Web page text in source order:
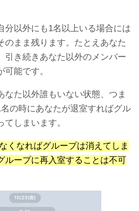
分以外にも1名以上いる場合には
のまま残ります。たとえあなた
引き続きあなた以外のメンバー
能です。
なた以外誰もいない状態、つま
の時にあなたが退室すればグル
しまいます。
くなればグループは消えてしま
ループに再入室することは不可